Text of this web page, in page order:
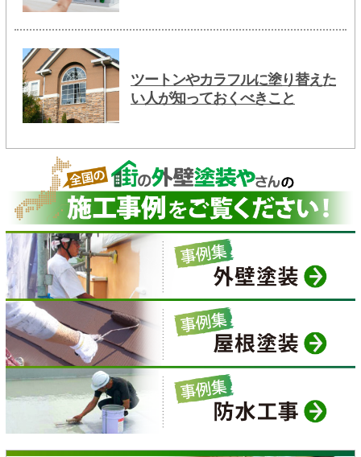
ツートンやカラフルに塗り替えた
い人が知っておくべきこと